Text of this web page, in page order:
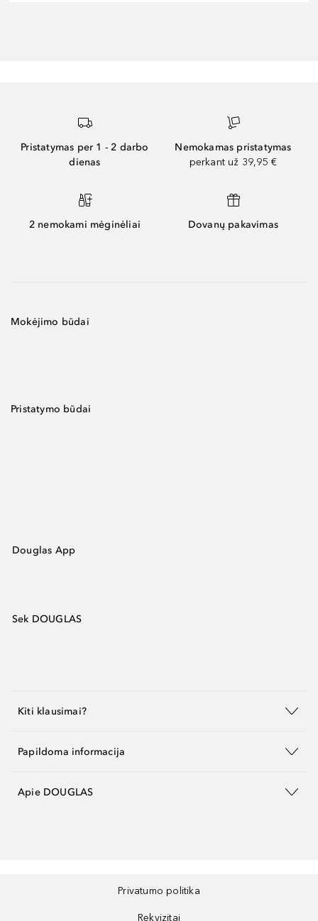
Pristatymas per 1 - 2 darbo
dienas
Nemokamas pristatymas
perkant už 39,95 €
2 nemokami mėginėliai Dovanų pakavimas
Mokėjimo būdai
Pristatymo būdai
Douglas App
Sek DOUGLAS
Kiti klausimai?
Papildoma informacija
Apie DOUGLAS
Privatumo politika
Rekvizitai